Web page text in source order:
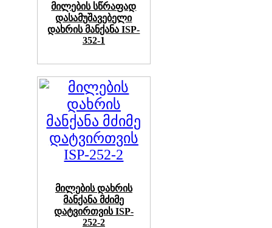
მილების სწრაფად
დასამუშავებელი
დახრის მანქანა ISP-
352-1
მილების დახრის
მანქანა მძიმე
დატვირთვის ISP-
252-2